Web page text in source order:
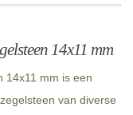
14x11 mm
14x11 mm is een
van diverse